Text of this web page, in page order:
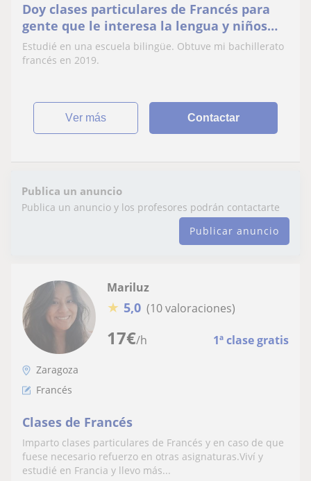
Doy clases particulares de Francés para
gente que le interesa la lengua y niños
que necesitan ayuda para hacer los
deberes
Estudié en una escuela bilingüe. Obtuve mi bachillerato
francés en 2019.
ver más Contactar
Publica un anuncio
Publica un anuncio y los profesores podrán contactarte
Publicar anuncio
17€/h 1ª clase gratis
Mariluz
★ 5,0 (10 valoraciones)
Zaragoza
Francés
Clases de Francés
Imparto clases particulares de Francés y en caso de que
fuese necesario refuerzo en otras asignaturas.Viví y
estudié en Francia y llevo más...